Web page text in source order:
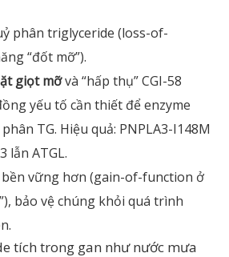
phân triglyceride (loss-of-
“đốt mỡ”).
giọt mỡvà “hấp thụ” CGI-58
yếu tố cần thiết để enzyme
TG. Hiệu quả: PNPLA3-I148M
lẫn ATGL.
vững hơn (gain-of-function ở
bảo vệ chúng khỏi quá trình
tích trong gan như nước mưa